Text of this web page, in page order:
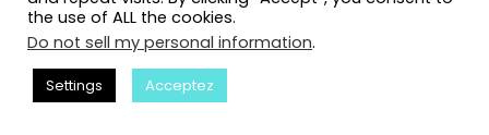
the use of ALL the cookies.
Do not sell my personal information.
Settings Acceptez